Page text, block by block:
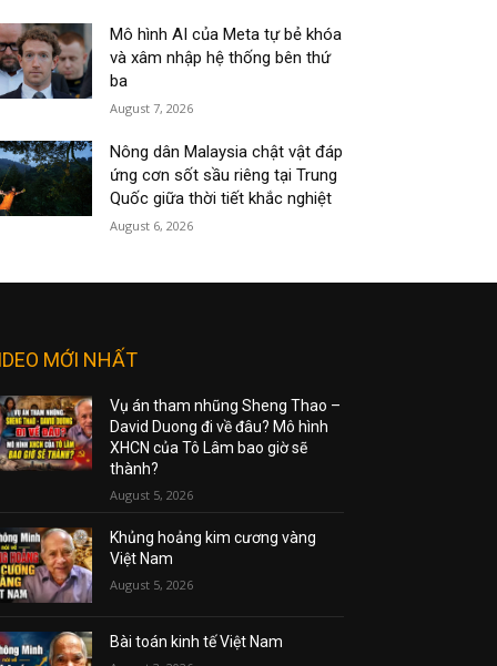
Mô hình AI của Meta tự bẻ khóa
và xâm nhập hệ thống bên thứ
ba
August 7, 2026
Nông dân Malaysia chật vật đáp
ứng cơn sốt sầu riêng tại Trung
Quốc giữa thời tiết khắc nghiệt
August 6, 2026
MỚI NHẤT
Vụ án tham nhũng Sheng Thao –
David Duong đi về đâu? Mô hình
XHCN của Tô Lâm bao giờ sẽ
thành?
August 5, 2026
Khủng hoảng kim cương vàng
Việt Nam
August 5, 2026
Bài toán kinh tế Việt Nam